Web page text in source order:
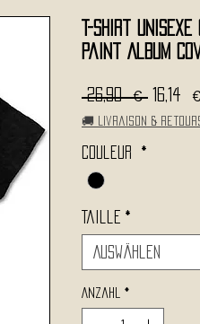
T-shirt Unisexe
Paint Album
26,90 € 16,14 €
🚚 Livraison &
Couleur *
Taille *
Auswählen
Anzahl *